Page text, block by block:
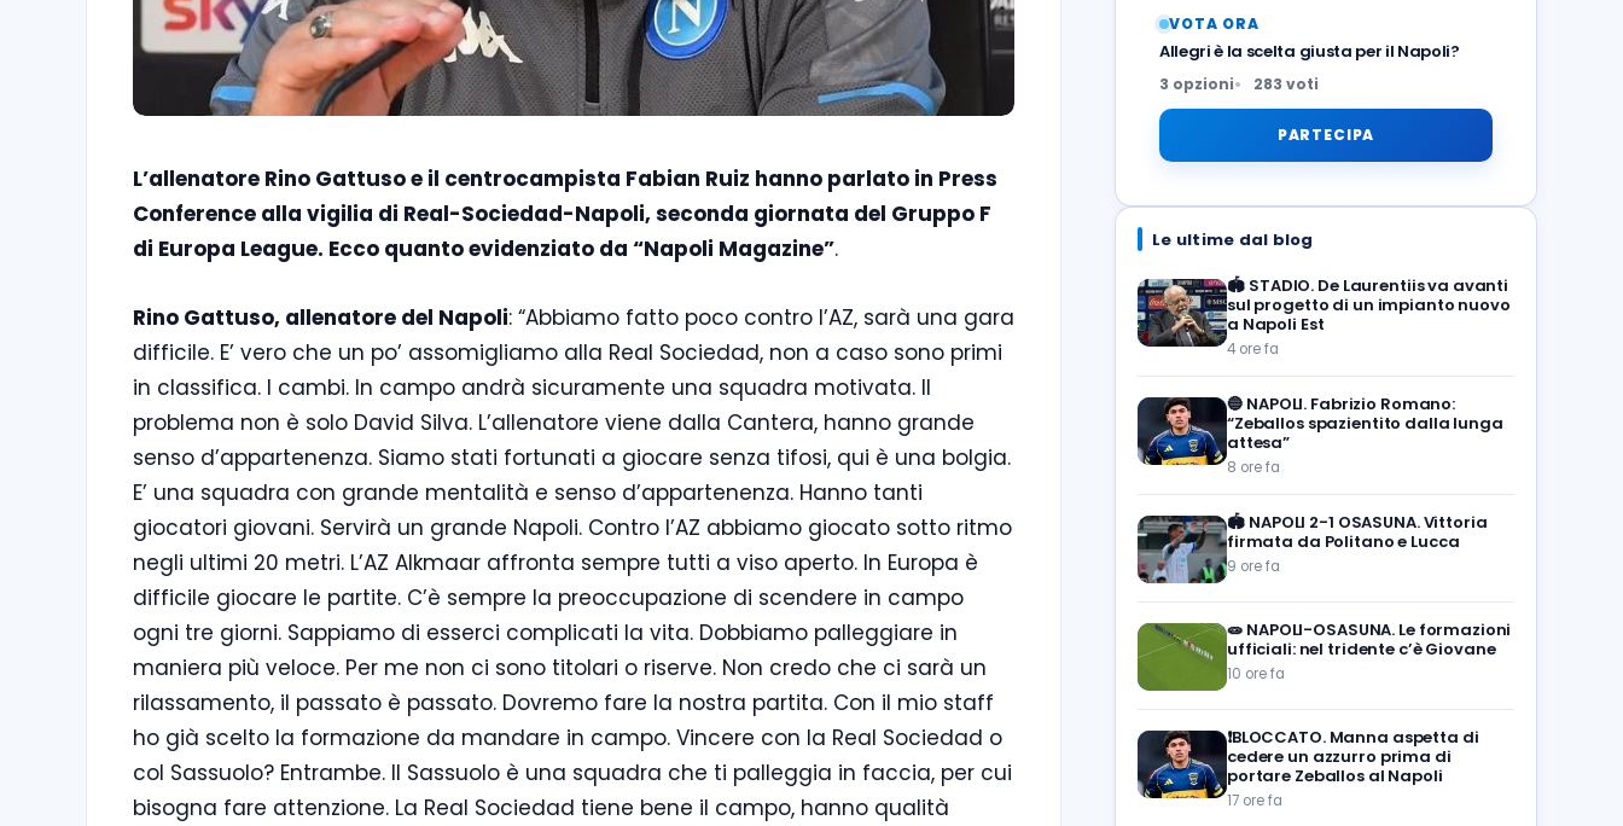
L’allenatore Rino Gattuso e il centrocampista Fabian Ruiz hanno parlato in Press
Conference alla vigilia di Real-Sociedad-Napoli, seconda giornata del Gruppo F
di Europa League. Ecco quanto evidenziato da “Napoli Magazine”.
Rino Gattuso, allenatore del Napoli: “Abbiamo fatto poco contro l’AZ, sarà una gara
difficile. E’ vero che un po’ assomigliamo alla Real Sociedad, non a caso sono primi
in classifica. I cambi. In campo andrà sicuramente una squadra motivata. Il
problema non è solo David Silva. L’allenatore viene dalla Cantera, hanno grande
senso d’appartenenza. Siamo stati fortunati a giocare senza tifosi, qui è una bolgia.
E’ una squadra con grande mentalità e senso d’appartenenza. Hanno tanti
giocatori giovani. Servirà un grande Napoli. Contro l’AZ abbiamo giocato sotto ritmo
negli ultimi 20 metri. L’AZ Alkmaar affronta sempre tutti a viso aperto. In Europa è
difficile giocare le partite. C’è sempre la preoccupazione di scendere in campo
ogni tre giorni. Sappiamo di esserci complicati la vita. Dobbiamo palleggiare in
maniera più veloce. Per me non ci sono titolari o riserve. Non credo che ci sarà un
rilassamento, il passato è passato. Dovremo fare la nostra partita. Con il mio staff
ho già scelto la formazione da mandare in campo. Vincere con la Real Sociedad o
col Sassuolo? Entrambe. Il Sassuolo è una squadra che ti palleggia in faccia, per cui
bisogna fare attenzione. La Real Sociedad tiene bene il campo, hanno qualità
VOTA ORA
Allegri è la scelta giusta per il Napoli?
3 opzioni 283 voti
PARTECIPA
Le ultime dal blog
🏟️ STADIO. De Laurentiis va avanti
sul progetto di un impianto nuovo
a Napoli Est
4 ore fa
🔵 NAPOLI. Fabrizio Romano:
“Zeballos spazientito dalla lunga
attesa”
8 ore fa
🏟️ NAPOLI 2-1 OSASUNA. Vittoria
firmata da Politano e Lucca
9 ore fa
🧫 NAPOLI-OSASUNA. Le formazioni
ufficiali: nel tridente c’è Giovane
10 ore fa
❗️BLOCCATO. Manna aspetta di
cedere un azzurro prima di
portare Zeballos al Napoli
17 ore fa